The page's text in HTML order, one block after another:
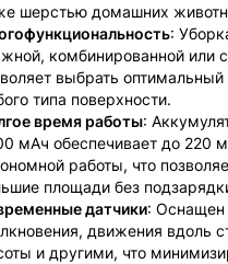
шерстью домашних
:
комбинированной или
выбрать
типа поверхности.
время работы:
мАч обеспечивает до 220
работы, что
площади без
датчики: Оснащен
движения вдоль
и другими, что